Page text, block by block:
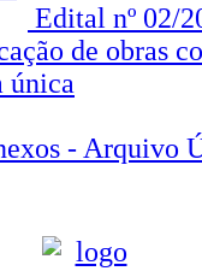
Edital nº 02/
de obras
única
- Arquivo